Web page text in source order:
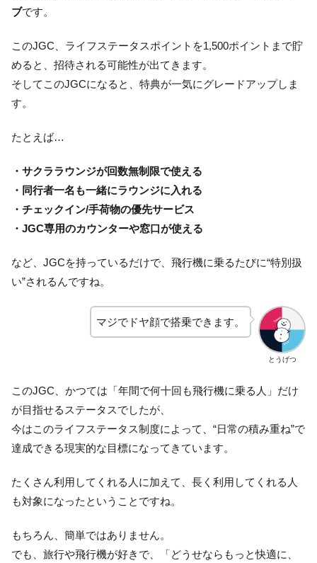
ブです。
このJGC、ライフステータスポイントを1,500ポイントまで貯
めると、招待される可能性が出てきます。
そしてこのJGCになると、特典が一気にグレードアップしま
す。
たとえば…
・サクララウンジが回数無制限で使える
・同行者一名も一緒にラウンジに入れる
・チェックイン/手荷物の優先サービス
・JGC専用のカウンターや窓口が使える
など、JGCを持っているだけで、飛行機に乗るたびに“特別扱
い”されるんですね。
とうげつ
マジでドヤ顔で搭乗できます。
このJGC、かつては「年間で何十回も飛行機に乗る人」だけ
が目指せるステータスでしたが、
今はこのライフステータス制度によって、“日常の積み重ね”で
達成できる現実的な目標になってきています。
たくさん利用してくれる人に加えて、長く利用してくれる人
も対象になったということですね。
もちろん、簡単ではありません。
でも、旅行や飛行機が好きで、「どうせならもっと快適に、